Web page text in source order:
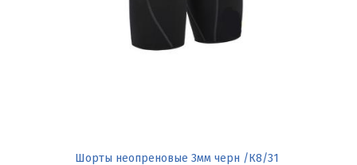
Шорты неопреновые 3мм черн /К8/31